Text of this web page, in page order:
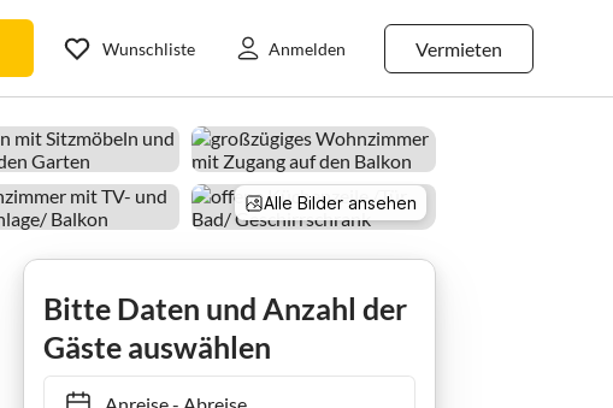
Vermieten
Wunschliste Anmelden
Alle Bilder ansehen
Bitte Daten und Anzahl der
Gäste auswählen